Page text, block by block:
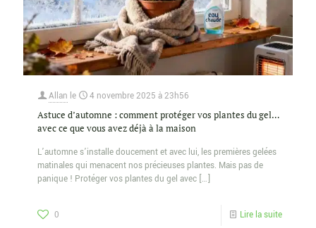
Allan le 4 novembre 2025 à 23h56
Astuce d’automne : comment protéger vos plantes du gel…
avec ce que vous avez déjà à la maison
L’automne s’installe doucement et avec lui, les premières gelées
matinales qui menacent nos précieuses plantes. Mais pas de
panique ! Protéger vos plantes du gel avec […]
0 Lire la suite